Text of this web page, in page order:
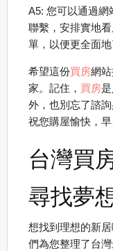
A5: 您可以通過網
聯繫，安排實地
單，以便更全面地
希望這份買房網
家。記住， 買房
外，也別忘了諮
祝您購屋愉快，
台灣買
尋找夢
想找到理想的新
們為您整理了台